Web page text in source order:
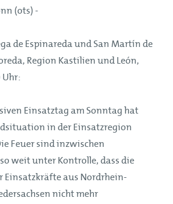
(ots) -
de Espinareda und San Martín de
Region Kastilien und León,
Uhr:
Einsatztag am Sonntag hat
in der Einsatzregion
Feuer sind inzwischen
weit unter Kontrolle, dass die
Einsatzkräfte aus Nordrhein-
nicht mehr